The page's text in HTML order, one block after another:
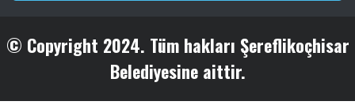
© Copyright 2024. Tüm hakları Şereflikoçhisar
Belediyesine aittir.